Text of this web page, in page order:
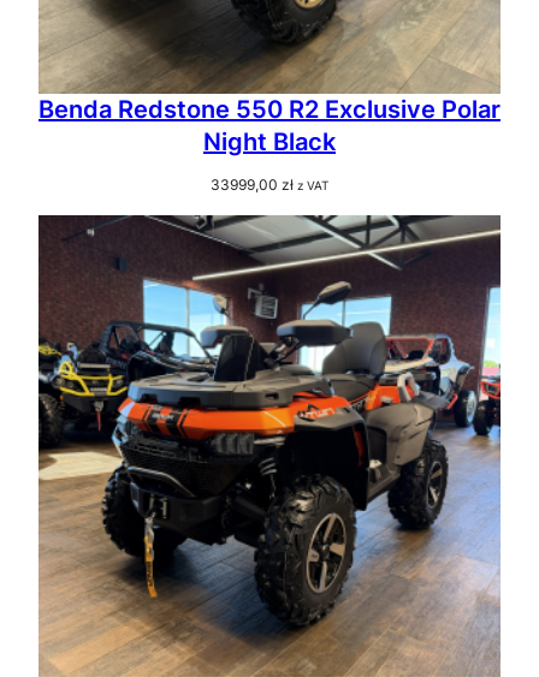
Benda Redstone 550 R2 Exclusive Polar
Night Black
33999,00 zł z VAT